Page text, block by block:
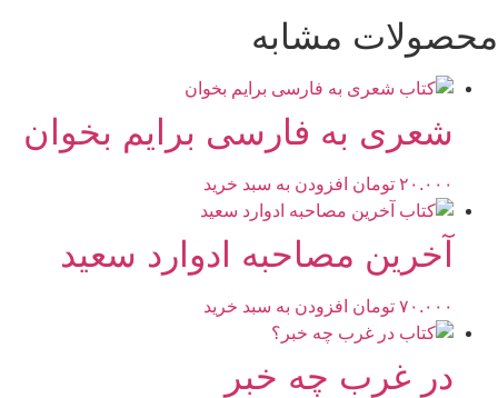
محصولات مشابه
شعری به فارسی برایم بخوان
۲۰.۰۰۰ تومان افزودن به سبد خرید
آخرین مصاحبه ادوارد سعید
۷۰.۰۰۰ تومان افزودن به سبد خرید
در غرب چه خبر